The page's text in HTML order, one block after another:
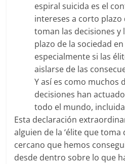
espiral suicida es el
intereses a corto plazo
toman las decisiones y
plazo de la sociedad
especialmente si las
aislarse de las
Y así es como muchos
decisiones han
todo el mundo,
Esta declaración
alguien de la ‘élite que toma
cercano que hemos
desde dentro sobre lo que